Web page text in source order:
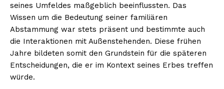
seines Umfeldes maßgeblich beeinflussten. Das
Wissen um die Bedeutung seiner familiären
Abstammung war stets präsent und bestimmte auch
die Interaktionen mit Außenstehenden. Diese frühen
Jahre bildeten somit den Grundstein für die späteren
Entscheidungen, die er im Kontext seines Erbes treffen
würde.